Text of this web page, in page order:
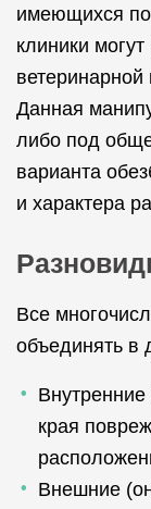
имеющихся
клиники
ветеринарной
Данная
либо под
варианта
и характера
Все
объединять в
края
Внешние